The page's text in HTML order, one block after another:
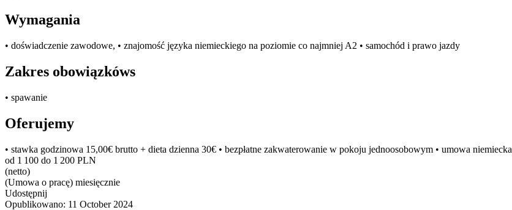
Wymagania
• doświadczenie zawodowe, • znajomość języka niemieckiego na poziomie co najmniej A2 • samochód i prawo jazdy
Zakres obowiązkóws
• spawanie
Oferujemy
• stawka godzinowa 15,00€ brutto + dieta dzienna 30€ • bezpłatne zakwaterowanie w pokoju jednoosobowym • umowa niemiecka
od 1 100 do 1 200 PLN
(netto)
(Umowa o pracę) miesięcznie
Udostępnij
Opublikowano: 11 October 2024